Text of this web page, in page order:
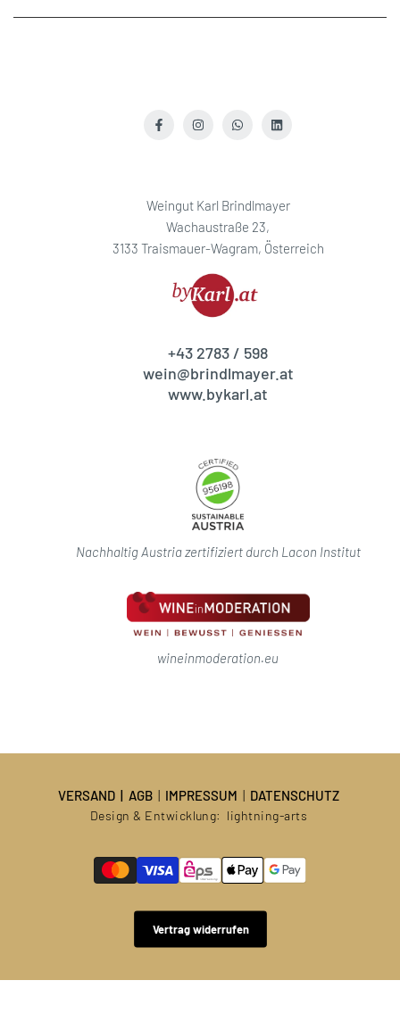
Weingut Karl Brindlmayer
Wachaustraße 23,
3133 Traismauer-Wagram, Österreich
+43 2783 / 598
wein@brindlmayer.at
www.bykarl.at
Nachhaltig Austria zertifiziert durch Lacon Institut
wineinmoderation.eu
FacebookInstagramWhatsAppLinkedIn
VERSAND | AGB | IMPRESSUM | DATENSCHUTZ
Design & Entwicklung: lightning-arts
Vertrag widerrufen